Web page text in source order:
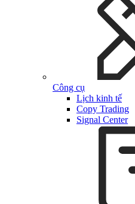
Công cụ
Lịch kinh tế
Copy Trading
Signal Center